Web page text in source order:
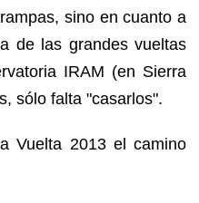
sino en cuanto a
de las grandes vueltas
IRAM (en Sierra
sólo falta "casarlos".
Vuelta 2013 el camino